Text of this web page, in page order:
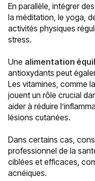
En parallèle, intégrer
la méditation, le yoga,
activités physiques
stress.
Une alimentation
antioxydants peut
Les vitamines, comme la
jouent un rôle crucial
aider à réduire
lésions cutanées.
Dans certains cas,
professionnel de la
ciblées et efficaces,
acnéiques.